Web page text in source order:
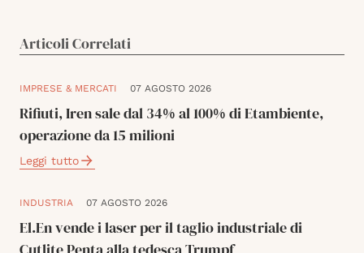
Articoli Correlati
IMPRESE & MERCATI 07 AGOSTO 2026
Rifiuti, Iren sale dal 34% al 100% di Etambiente,
operazione da 15 milioni
Leggi tutto
INDUSTRIA 07 AGOSTO 2026
El.En vende i laser per il taglio industriale di